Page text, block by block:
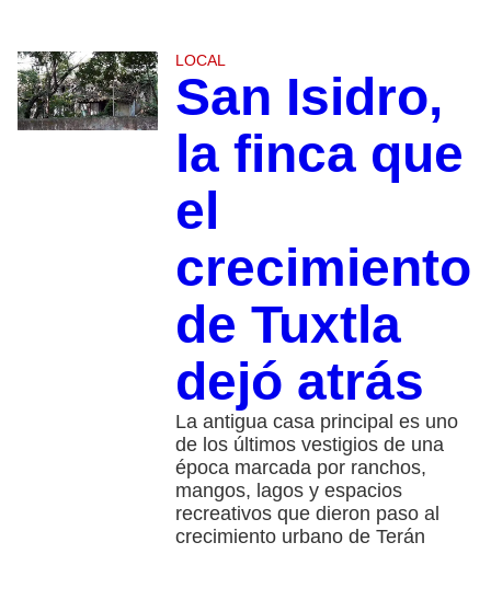
LOCAL
San Isidro,
la finca que
el
crecimiento
de Tuxtla
dejó atrás
La antigua casa principal es uno
de los últimos vestigios de una
época marcada por ranchos,
mangos, lagos y espacios
recreativos que dieron paso al
crecimiento urbano de Terán